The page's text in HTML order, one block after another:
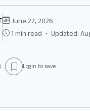
June 22, 2026
1 min read • Updated:
Login to save